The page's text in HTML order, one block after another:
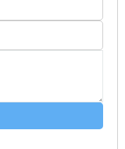
aber der Fachmann